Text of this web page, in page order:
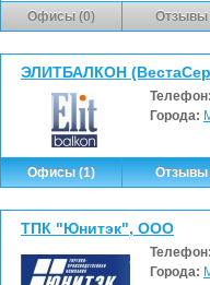
Офисы (0) Отзывы
ЭЛИТБАЛКОН
Города:
Офисы (1) Отзывы
ТПК "Юнитэк", ООО
Города: